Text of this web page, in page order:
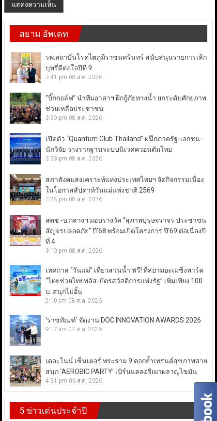
สยาม อัพเดท
รพ.สถาบันโรคไตภูมิราชนครินทร์ สนับสนุนรายการเลิก
บุหรี่ดีต่อใจปีที่ 9
3:41 pm 08 ส.ค. 2026
“บิ๊กกอล์ฟ” นำทีมอาสาฯ ฝึกกู้ภัยทางน้ำ ยกระดับศักยภาพ
ช่วยเหลือประชาชน
3:39 pm 08 ส.ค. 2026
เปิดตัว “Quantum Club Thailand” ผนึกภาครัฐ-เอกชน-
นักวิจัย วางรากฐานระบบนิเวศควอนตัมไทย
3:33 pm 08 ส.ค. 2026
สภาสังคมสงเคราะห์แห่งประเทศไทยฯ จัดกิจกรรมเนื่อง
ในโอกาสสัปดาห์วันแม่แห่งชาติ 2569
3:28 pm 08 ส.ค. 2026
สตช.-บ.กลางฯ มอบรางวัล “สุภาพบุรุษจราจร ประชาชน
สัญจรปลอดภัย” ปี’68 พร้อมเปิดโครงการ ปี’69 ต่อเนื่องปี
ที่ 4
3:19 pm 08 ส.ค. 2026
เทศกาล “วันแม่” เที่ยวสวนน้ำ ฟรี! ที่สยามอะเมซิ่งพาร์ค
“ไทยช่วยไทยพลัส-บัตรสวัสดิการแห่งรัฐ” เพิ่มเพียง 100
บ. สนุกไม่อั้น
2:10 am 08 ส.ค. 2026
‘ราชทัณฑ์’ จัดงาน DOC INNOVATION AWARDS 2026
9:17 am 07 ส.ค. 2026
เดอะไนน์ เซ็นเตอร์ พระราม 9 ตอกย้ำเทรนด์สุขภาพสาย
สนุก ‘AEROBIC PARTY’ เบิร์นแคลอรีเผาผลาญไขมัน
4:31 pm 06 ส.ค. 2026
5 ข่าวเด่นประจำปี